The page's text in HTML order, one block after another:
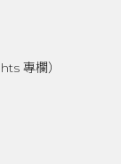
專欄）